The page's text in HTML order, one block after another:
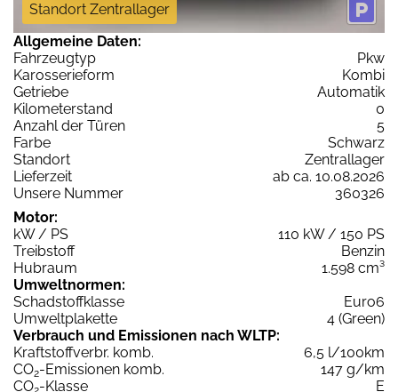
Standort Zentrallager
Allgemeine Daten:
Fahrzeugtyp
Pkw
Karosserieform
Kombi
Getriebe
Automatik
Kilometerstand
0
Anzahl der Türen
5
Farbe
Schwarz
Standort
Zentrallager
Lieferzeit
ab ca. 10.08.2026
Unsere Nummer
360326
Motor:
kW / PS
110 kW / 150 PS
Treibstoff
Benzin
Hubraum
1.598 cm³
Umweltnormen:
Schadstoffklasse
Euro6
Umweltplakette
4 (Green)
Verbrauch und Emissionen nach WLTP:
Kraftstoffverbr. komb.
6,5 l/100km
CO2-Emissionen komb.
147 g/km
CO -Klasse
E